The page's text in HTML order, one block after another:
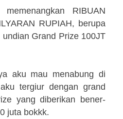
RIBUAN
RUPIAH, berupa
Grand Prize 100JT
aku mau menabung di
tergiur dengan grand
yang diberikan bener-
juta bokkk.